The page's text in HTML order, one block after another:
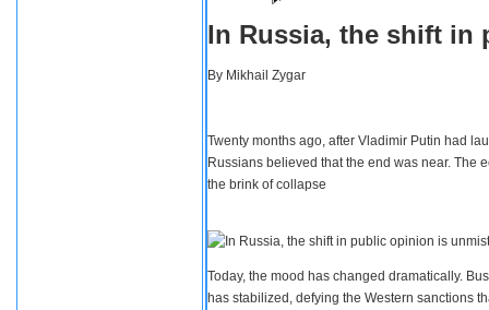
In Russia, the shift in
By Mikhail Zygar
Twenty months ago, after Vladimir Putin had
Russians believed that the end was near. The
the brink of collapse
Today, the mood has changed dramatically.
has stabilized, defying the Western sanctions